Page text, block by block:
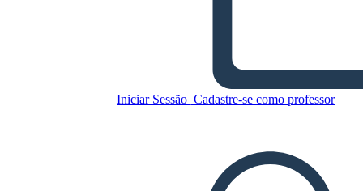
Iniciar Sessão Cadastre-se como professor
Covid 19 e Influenza
Spagnola
Copie este storyboard
CRIAR UM STORYBOARD